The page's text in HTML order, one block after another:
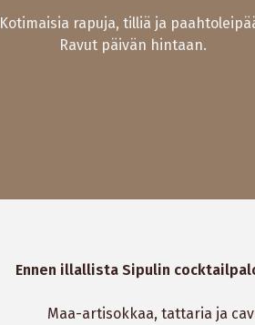
Kotimaisia rapuja, tilliä ja
Ravut päivän hintaan.
Ennen illallista Sipulin
Maa-artisokkaa, tattaria ja